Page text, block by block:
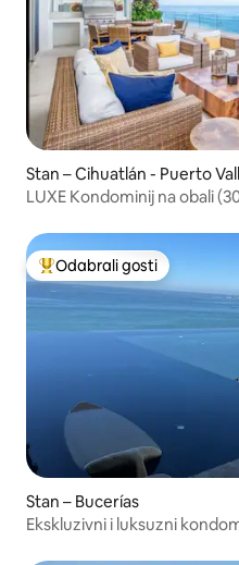
Stan – Cihuatlán - Puerto
LUXE Kondominij na obali
Među najviše rangiranima s
Odabrali gosti
Stan – Bucerías
Ekskluzivni i luksuzni